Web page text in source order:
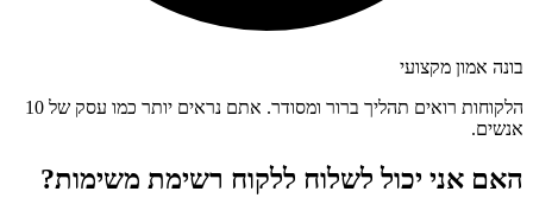
בונה אמון מקצועי
הלקוחות רואים תהליך ברור ומסודר. אתם נראים יותר כמו עסק של 10
אנשים.
האם אני יכול לשלוח ללקוח רשימת משימות?